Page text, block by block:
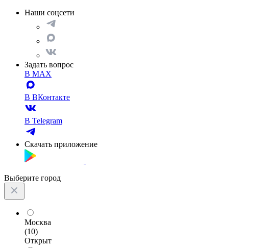
Наши соцсети
Задать вопрос
В MAX
В ВКонтакте
В Telegram
Скачать приложение
Выберите город
Москва
(10)
Открыт